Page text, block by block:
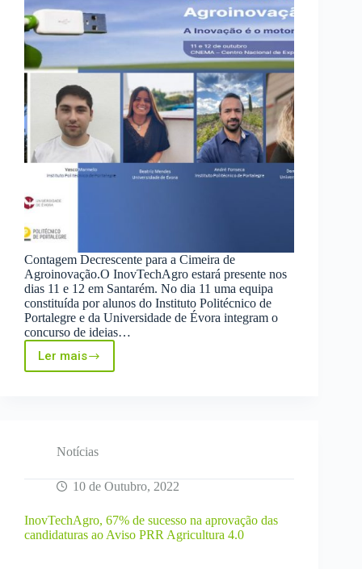
Contagem Decrescente para a Cimeira de
Agroinovação.O InovTechAgro estará presente nos
dias 11 e 12 em Santarém. No dia 11 uma equipa
constituída por alunos do Instituto Politécnico de
Portalegre e da Universidade de Évora integram o
concurso de ideias…
Ler maisCimeira
Nacional
Notícias
10 de Outubro, 2022
InovTechAgro, 67% de sucesso na aprovação das
candidaturas ao Aviso PRR Agricultura 4.0